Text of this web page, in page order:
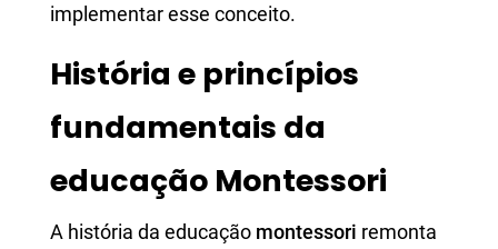
implementar esse conceito.
História e princípios
fundamentais da
educação Montessori
A história da educação montessori remonta